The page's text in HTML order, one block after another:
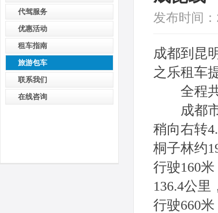
代驾服务
优惠活动
租车指南
旅游包车
联系我们
在线咨询
发布时间：
成都到昆
之乐租车
全程共
成都市
稍向右转
桐子林约
行驶160
136.4公
行驶660